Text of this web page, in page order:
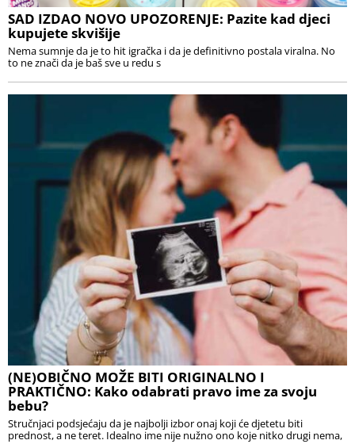
SAD IZDAO NOVO UPOZORENJE: Pazite kad djeci
kupujete skvišije
Nema sumnje da je to hit igračka i da je definitivno postala viralna. No
to ne znači da je baš sve u redu s
(NE)OBIČNO MOŽE BITI ORIGINALNO I
PRAKTIČNO: Kako odabrati pravo ime za svoju
bebu?
Stručnjaci podsjećaju da je najbolji izbor onaj koji će djetetu biti
prednost, a ne teret. Idealno ime nije nužno ono koje nitko drugi nema,